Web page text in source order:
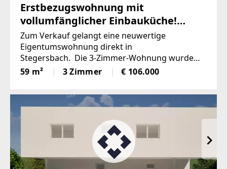
Erstbezugswohnung mit
vollumfänglicher Einbauküche!
(Provisionsfrei)
Zum Verkauf gelangt eine neuwertige
Eigentumswohnung direkt in
Stegersbach. Die 3-Zimmer-Wohnung wurde
soeben aufwendig saniert. So wurde unter
anderem dieElektronik gänzlich erneuert und
59 m² 3 Zimmer € 106.000